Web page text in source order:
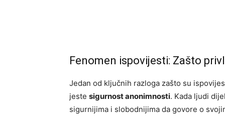
Fenomen ispovijesti: Zašto
Jedan od ključnih razloga zašto su
jeste sigurnost anonimnosti. Kada ljudi
sigurnijima i slobodnijima da govore o